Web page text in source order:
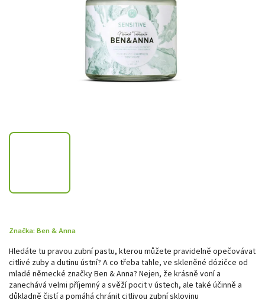
Značka: Ben & Anna
Hledáte tu pravou zubní pastu, kterou můžete pravidelně opečovávat
citlivé zuby a dutinu ústní? A co třeba tahle, ve skleněné dózičce od
mladé německé značky Ben & Anna? Nejen, že krásně voní a
zanechává velmi příjemný a svěží pocit v ústech, ale také účinně a
důkladně čistí a pomáhá chránit citlivou zubní sklovinu